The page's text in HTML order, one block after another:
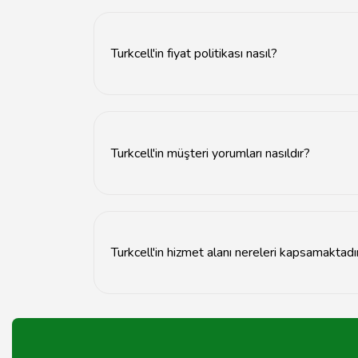
Turkcell'in fiyat politikası nasıl?
Turkcell'in müşteri yorumları nasıldır?
Turkcell'in hizmet alanı nereleri